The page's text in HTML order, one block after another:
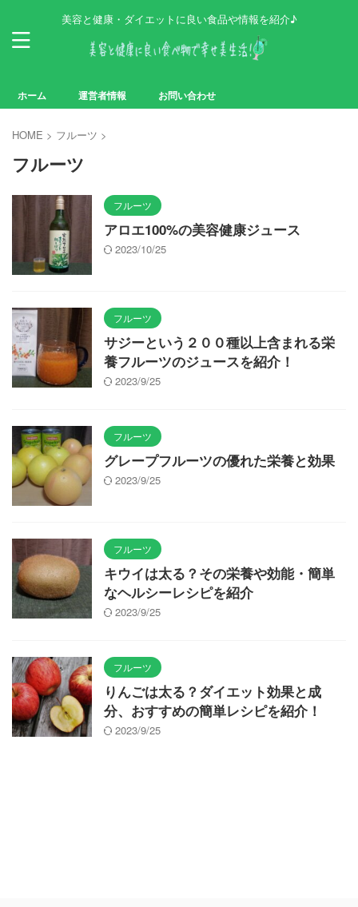
美容と健康・ダイエットに良い食品や情報を紹介♪
ホーム 運営者情報 お問い合わせ
HOME > フルーツ >
フルーツ
フルーツ
アロエ100%の美容健康ジュース
2023/10/25
フルーツ
サジーという２００種以上含まれる栄
養フルーツのジュースを紹介！
2023/9/25
フルーツ
グレープフルーツの優れた栄養と効果
2023/9/25
フルーツ
キウイは太る？その栄養や効能・簡単
なヘルシーレシピを紹介
2023/9/25
フルーツ
りんごは太る？ダイエット効果と成
分、おすすめの簡単レシピを紹介！
2023/9/25